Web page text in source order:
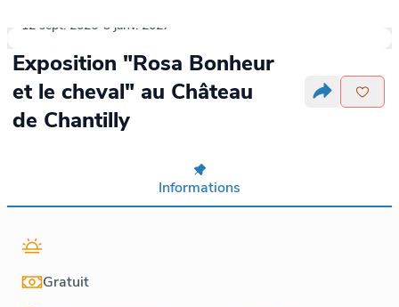
12 sept. 2026-3 janv. 2027
Exposition "Rosa Bonheur
et le cheval" au Château
de Chantilly
Informations
Gratuit